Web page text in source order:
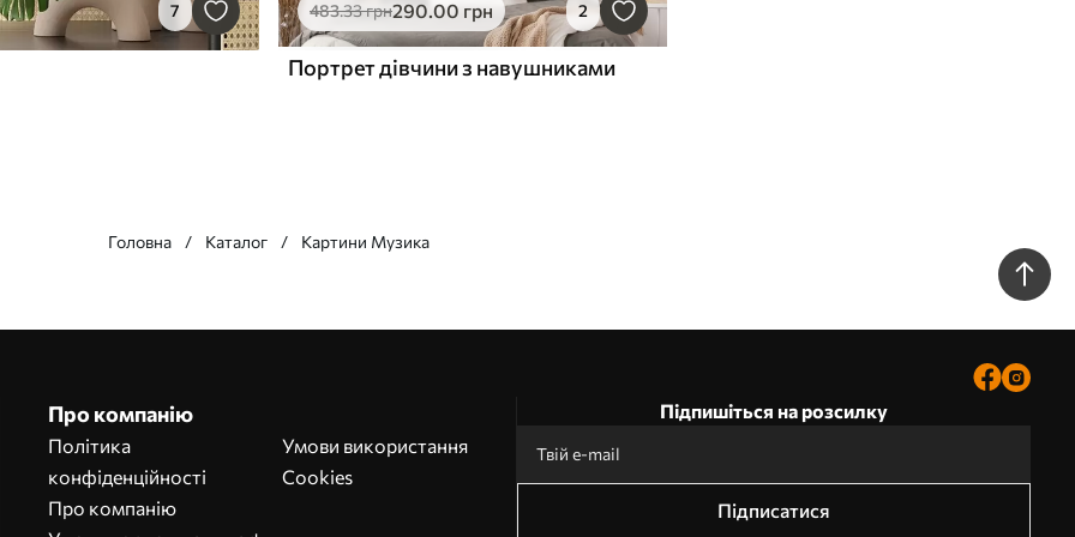
7 483.33грн290.00 грн 2
Портрет дівчини з навушниками
Головна Каталог Картини Музика
Про компанію
Політика
конфіденційності
Про компанію
Умови використання
Cookies
Підпишіться на розсилку
Підписатися